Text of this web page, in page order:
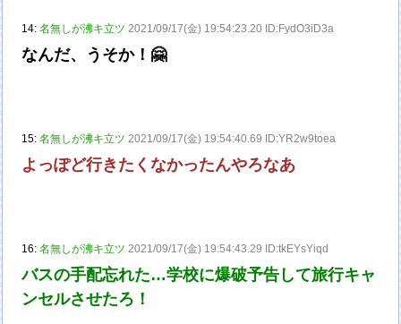
14:名無しが沸キ立ツ 2021/09/17(金) 19:54:23.20 ID:FydO3iD3a
なんだ、うそか！🤗
15:名無しが沸キ立ツ 2021/09/17(金) 19:54:40.69 ID:YR2w9toea
よっぽど行きたくなかったんやろなあ
16:名無しが沸キ立ツ 2021/09/17(金) 19:54:43.29 ID:tkEYsYiqd
バスの手配忘れた…学校に爆破予告して旅行キャ
ンセルさせたろ！